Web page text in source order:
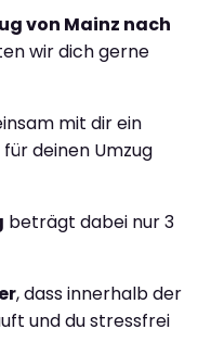
von Mainz nach
wir dich gerne
mit dir ein
für deinen Umzug
beträgt dabei nur 3
, dass innerhalb der
und du stressfrei